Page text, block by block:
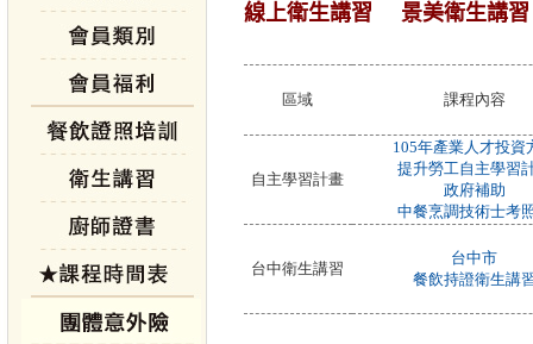
線上衛生講習
景美衛生講習
區域 課程內容
自主學習計畫
105年產業人才投資
提升勞工自主學習
政府補助
中餐烹調技術士考
台中衛生講習
台中市
餐飲持證衛生講